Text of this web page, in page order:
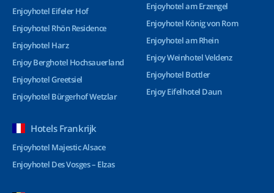
Enjoyhotel Eifeler Hof
Enjoyhotel Rhön Residence
Enjoyhotel Harz
Enjoy Berghotel Hochsauerland
Enjoyhotel Greetsiel
Enjoyhotel Bürgerhof Wetzlar
Enjoyhotel am Erzengel
Enjoyhotel König von Rom
Enjoyhotel am Rhein
Enjoy Weinhotel Veldenz
Enjoyhotel Bottler
Enjoy Eifelhotel Daun
Hotels Frankrijk
Enjoyhotel Majestic Alsace
Enjoyhotel Des Vosges – Elzas